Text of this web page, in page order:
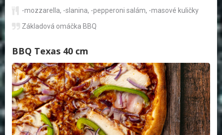
-mozzarella, -slanina, -pepperoni salám, -masové kuličky
Základová omáčka BBQ
BBQ Texas 40 cm